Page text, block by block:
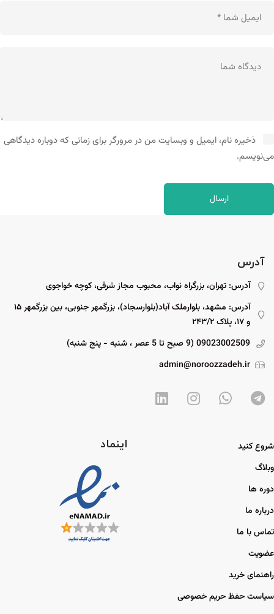
ذخیره نام، ایمیل و وبسایت من در مرورگر برای زمانی که دوباره دیدگاهی
می‌نویسم.
آدرس
آدرس: تهران، بزرگراه نواب، محبوب مجاز شرقی، کوچه خواجوی
آدرس: مشهد، بلوارملک آباد(بلوارسجاد)، بزرگمهر جنوبی، بین بزرگمهر ۱۵
و ۱۷، پلاک ۲۴۳/۲
09023002509 (9 صبح تا 5 عصر ، شنبه - پنج شنبه)
admin@noroozzadeh.ir
شروع کنید
وبلاگ
دوره ها
درباره ما
تماس با ما
عضویت
راهنمای خرید
سیاست حفظ حریم خصوصی
اینماد